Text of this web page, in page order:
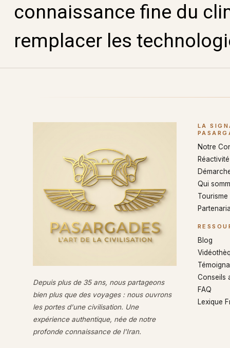
connaissance fine du
remplacer les
Depuis plus de 35 ans, nous partageons
bien plus que des voyages : nous ouvrons
les portes d'une civilisation. Une
expérience authentique, née de notre
profonde connaissance de l'Iran.
LA
Notre
Qui
Tourisme
Blog
Conseils
FAQ
Lexique